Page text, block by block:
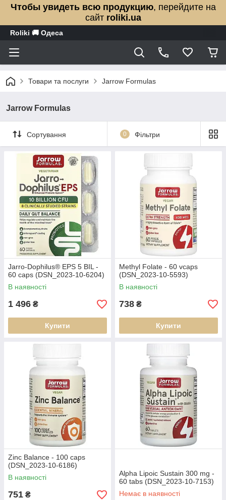
Чтобы увидеть всю продукцию, перейдите на
сайт roliki.ua
Roliki 🚚 Одеса
Товари та послуги Jarrow Formulas
Jarrow Formulas
Сортування 0 Фільтри
Jarro-Dophilus® EPS 5 BIL -
60 caps (DSN_2023-10-6204)
В наявності
1 496 ₴
Купити
Methyl Folate - 60 vcaps
(DSN_2023-10-5593)
В наявності
738 ₴
Купити
Zinc Balance - 100 caps
(DSN_2023-10-6186)
В наявності
751 ₴
Alpha Lipoic Sustain 300 mg -
60 tabs (DSN_2023-10-7153)
Немає в наявності